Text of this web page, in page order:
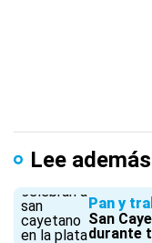
Lee además
Pan y
San
durante